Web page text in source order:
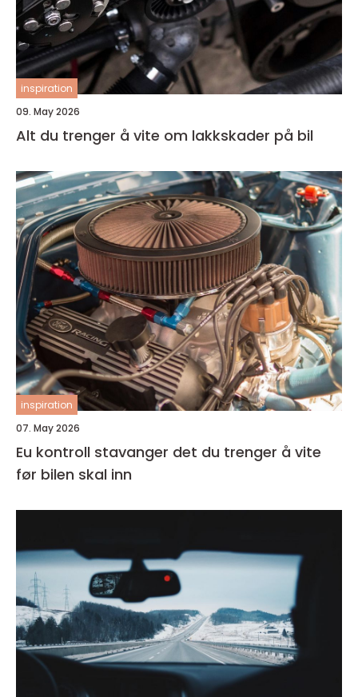
inspiration
09. May 2026
Alt du trenger å vite om lakkskader på bil
inspiration
07. May 2026
Eu kontroll stavanger det du trenger å vite
før bilen skal inn